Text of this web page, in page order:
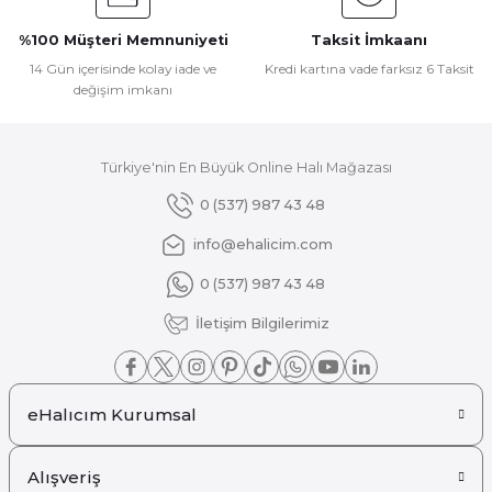
Ürün fiyatı diğer sitelerden daha pahalı.
Gönder
%100 Müşteri Memnuniyeti
14 Gün içerisinde kolay iade ve
değişim imkanı
Taksit İmkaanı
Kredi kartına vade farksız 6 Taksit
Türkiye'nin En Büyük Online Halı Mağazası
0 (537) 987 43 48
info@ehalicim.com
0 (537) 987 43 48
İletişim Bilgilerimiz
eHalıcım Kurumsal
Alışveriş